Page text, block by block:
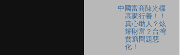
中國富商陳光標
高調行善！！
真心助人？炫
耀財富？台灣
貧窮問題惡
化！